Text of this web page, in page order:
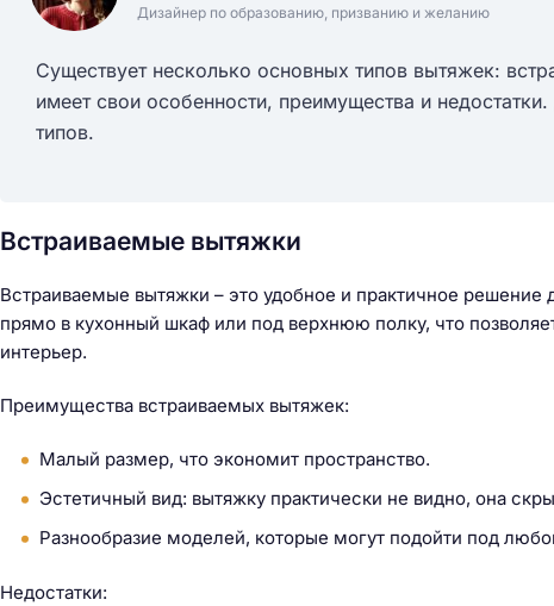
Дизайнер по образованию, призванию и желанию
Существует несколько основных типов вытяжек:
имеет свои особенности, преимущества и
типов.
Встраиваемые вытяжки
Встраиваемые вытяжки – это удобное и практичное
прямо в кухонный шкаф или под верхнюю полку, что
интерьер.
Преимущества встраиваемых вытяжек:
Малый размер, что экономит пространство.
Эстетичный вид: вытяжку практически не видно, она
Разнообразие моделей, которые могут подойти под
Недостатки: